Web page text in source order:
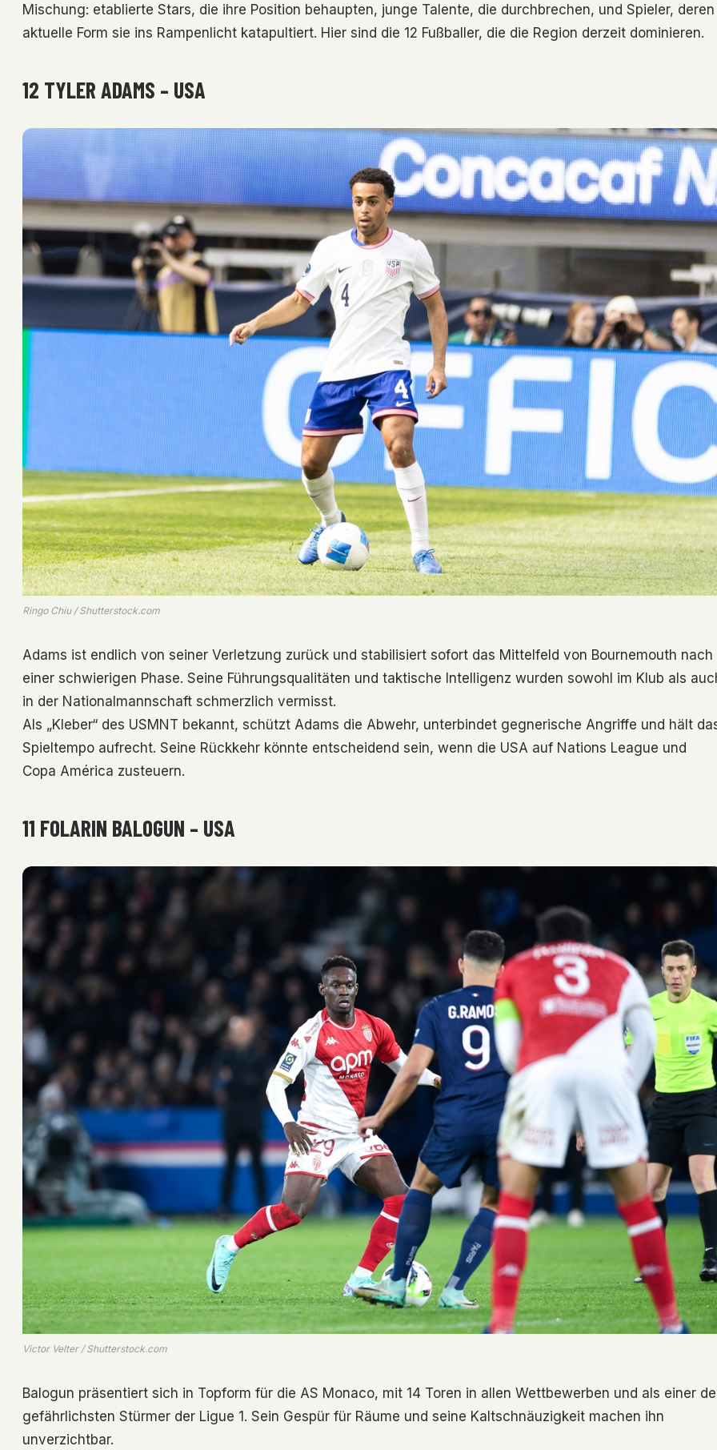
Mischung: etablierte Stars, die ihre Position behaupten, junge Talente, die durchbrechen, und Spieler, deren
aktuelle Form sie ins Rampenlicht katapultiert. Hier sind die 12 Fußballer, die die Region derzeit dominieren.
12 TYLER ADAMS – USA
Ringo Chiu / Shutterstock.com
Adams ist endlich von seiner Verletzung zurück und stabilisiert sofort das Mittelfeld von Bournemouth nach
einer schwierigen Phase. Seine Führungsqualitäten und taktische Intelligenz wurden sowohl im Klub als
in der Nationalmannschaft schmerzlich vermisst.
Als „Kleber“ des USMNT bekannt, schützt Adams die Abwehr, unterbindet gegnerische Angriffe und hält
Spieltempo aufrecht. Seine Rückkehr könnte entscheidend sein, wenn die USA auf Nations League und
Copa América zusteuern.
11 FOLARIN BALOGUN – USA
Victor Velter / Shutterstock.com
Balogun präsentiert sich in Topform für die AS Monaco, mit 14 Toren in allen Wettbewerben und als einer
gefährlichsten Stürmer der Ligue 1. Sein Gespür für Räume und seine Kaltschnäuzigkeit machen ihn
unverzichtbar.